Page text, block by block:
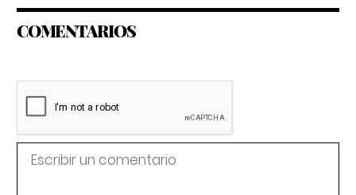
COMENTARIOS